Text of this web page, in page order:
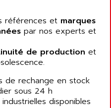
références et marques
par nos experts et
de production et
de rechange en stock
sous 24 h
disponibles